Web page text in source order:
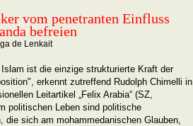
vom penetranten Einfluss
befreien
de Lenkait
ist die einzige strukturierte Kraft der
erkennt zutreffend Rudolph Chimelli in
Leitartikel „Felix Arabia“ (SZ,
politischen Leben sind politische
die sich am mohammedanischen Glauben,